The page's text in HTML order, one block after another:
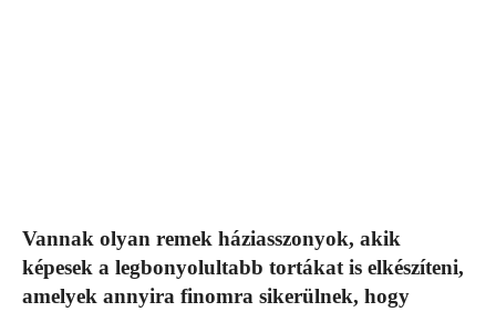
Vannak olyan remek háziasszonyok, akik
képesek a legbonyolultabb tortákat is elkészíteni,
amelyek annyira finomra sikerülnek, hogy